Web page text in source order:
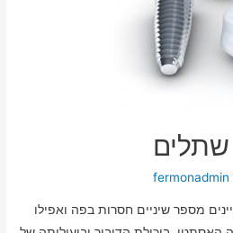
שתלים
fermonadmin
מספר שיניים חסרות בפה ואפילו